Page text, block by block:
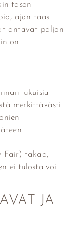
tason
ajan taas
antavat paljon
on
lukuisia
merkittävästi.
Fair) takaa,
ei tulosta voi
JA